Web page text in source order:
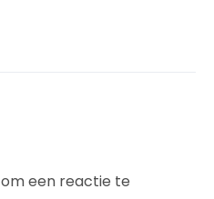
om een reactie te